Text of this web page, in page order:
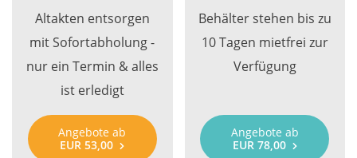
Altakten entsorgen
mit Sofortabholung -
nur ein Termin & alles
ist erledigt
Angebote ab
EUR 53,00
Behälter stehen bis zu
10 Tagen mietfrei zur
Verfügung
Angebote ab
EUR 78,00